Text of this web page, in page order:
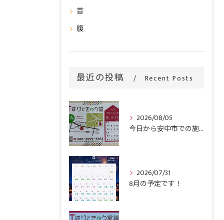
首
腹
最近の投稿 Recent Posts
2026/08/05
今日から安中市での施術がスタートです！
2026/07/31
8月の予定です！